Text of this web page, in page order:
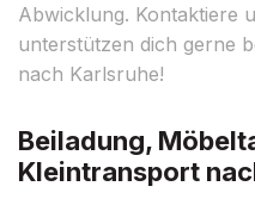
Abwicklung. Kontaktiere
unterstützen dich gerne
nach Karlsruhe!
Beiladung,
Kleintransport